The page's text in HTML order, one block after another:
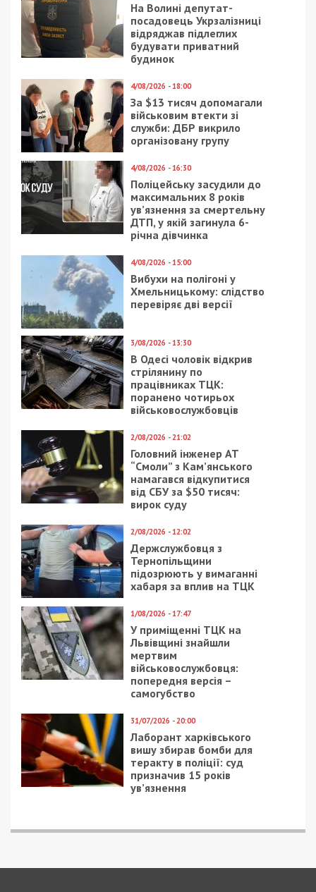
На Волині депутат-
посадовець Укрзалізниці
відряджав підлеглих
будувати приватний
будинок
4/08/2026 - 18:00
За $13 тисяч допомагали
військовим втекти зі
служби: ДБР викрило
організовану групу
4/08/2026 - 16:30
Поліцейську засудили до
максимальних 8 років
ув’язнення за смертельну
ДТП, у якій загинула 6-
річна дівчинка
4/08/2026 - 15:00
Вибухи на полігоні у
Хмельницькому: слідство
перевіряє дві версії
3/08/2026 - 13:30
В Одесі чоловік відкрив
стрілянину по
працівниках ТЦК:
поранено чотирьох
військовослужбовців
2/08/2026 - 21:02
Головний інженер АТ
“Смоли” з Кам’янського
намагався відкупитися
від СБУ за $50 тисяч:
вирок суду
2/08/2026 - 12:02
Держслужбовця з
Тернопільщини
підозрюють у вимаганні
хабаря за вплив на ТЦК
1/08/2026 - 17:47
У приміщенні ТЦК на
Львівщині знайшли
мертвим
військовослужбовця:
попередня версія –
самогубство
31/07/2026 - 20:00
Лаборант харківського
вишу збирав бомби для
теракту в поліції: суд
призначив 15 років
ув’язнення